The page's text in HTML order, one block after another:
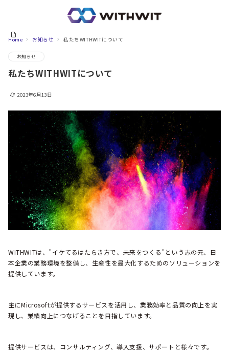
Home お知らせ 私たちWITHWITについて
お知らせ
私たちWITHWITについて
2023年6月13日
WITHWITは、”イケてるはたらき方で、未来をつくる”という志の元、日
本企業の業務環境を整備し、生産性を最大化するためのソリューションを
提供しています。
主にMicrosoftが提供するサービスを活用し、業務効率と品質の向上を実
現し、業績向上につなげることを目指しています。
提供サービスは、コンサルティング、導入支援、サポートと様々です。